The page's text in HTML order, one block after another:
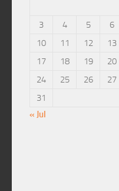
3
4 5 6
10
11 12 13
17
18 19 20
24
25 26 27
31
« Jul